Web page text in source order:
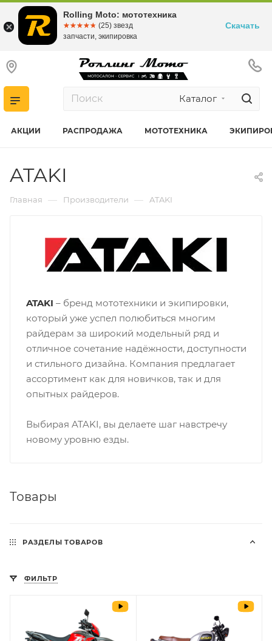
Каталог
АКЦИИ РАСПРОДАЖА МОТОТЕХНИКА
ATAKI
Главная — Производители — ATAKI
ATAKI – бренд мототехники и экипировки,
который уже успел полюбиться многим
райдерам за широкий модельный ряд и
отличное сочетание надёжности, доступности
и стильного дизайна. Компания предлагает
ассортимент как для новичков, так и для
опытных райдеров.
Выбирая ATAKI, вы делаете шаг навстречу
новому уровню езды.
Товары
РАЗДЕЛЫ ТОВАРОВ
ФИЛЬТР
Rolling Moto: мототехника
☆☆☆☆☆
★★★★★ (25) звезд
запчасти, экипировка
Скачать